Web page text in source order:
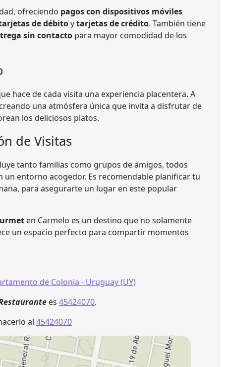
ofreciendo pagos con dispositivos móviles
de débitoytarjetas de crédito. También tiene
sin contacto para mayor comodidad de los
hace de cada visita una experiencia placentera. A
una atmósfera única que invita a disfrutar de
los deliciosos platos.
de Visitas
tanto familias como grupos de amigos, todos
entorno acogedor. Es recomendable planificar tu
para asegurarte un lugar en este popular
en Carmelo es un destino que no solamente
un espacio perfecto para compartir momentos
de Colonia - Uruguay (UY)
es 45424070.
al 45424070